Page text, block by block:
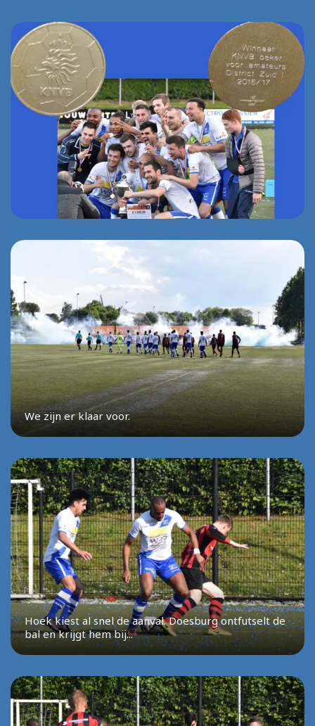
We zijn er klaar voor.
Hoek kiest al snel de aanval. Doesburg ontfutselt de
bal en krijgt hem bij...